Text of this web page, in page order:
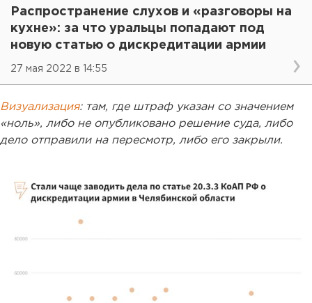
Распространение слухов и «разговоры на
кухне»: за что уральцы попадают под
новую статью о дискредитации армии
27 мая 2022 в 14:55
Визуализация: там, где штраф указан со значением
«ноль», либо не опубликовано решение суда, либо
дело отправили на пересмотр, либо его закрыли.